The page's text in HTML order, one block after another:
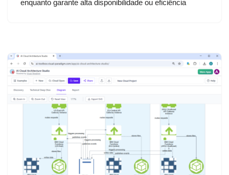
enquanto garante alta disponibilidade ou eficiência